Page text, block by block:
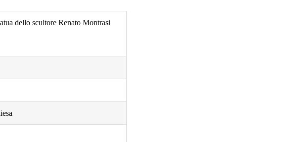
dello scultore Renato Montrasi